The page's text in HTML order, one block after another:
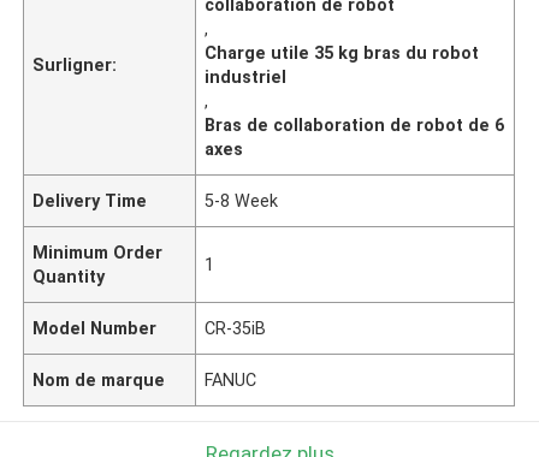
Surligner:
collaboration de robot
,
Charge utile 35 kg bras du robot
industriel
,
Bras de collaboration de robot de 6
axes
Delivery Time 5-8 Week
Minimum Order
Quantity
1
Model Number CR-35iB
Nom de marque FANUC